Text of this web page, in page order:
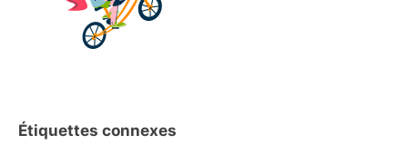
Étiquettes connexes